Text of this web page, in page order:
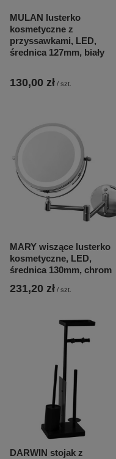
MULAN lusterko
kosmetyczne z
przyssawkami, LED,
średnica 127mm, biały
130,00 zł / szt.
MARY wiszące lusterko
kosmetyczne, LED,
średnica 130mm, chrom
231,20 zł / szt.
DARWIN stojak z